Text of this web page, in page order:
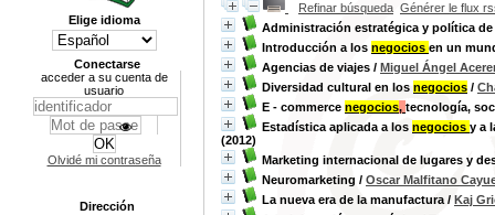
Refinar búsqueda Générer le flux
Administración estratégica y política de
Introducción a los negocios en un
Agencias de viajes / Miguel Ángel
Diversidad cultural en los negocios /
E - commerce negocios, tecnología,
Estadística aplicada a los negocios y a
(2012)
Marketing internacional de lugares y
Neuromarketing / Oscar Malfitano
La nueva era de la manufactura / Kaj
Elige idioma
Conectarse
acceder a su cuenta de
usuario
Olvidé mi contraseña
Dirección